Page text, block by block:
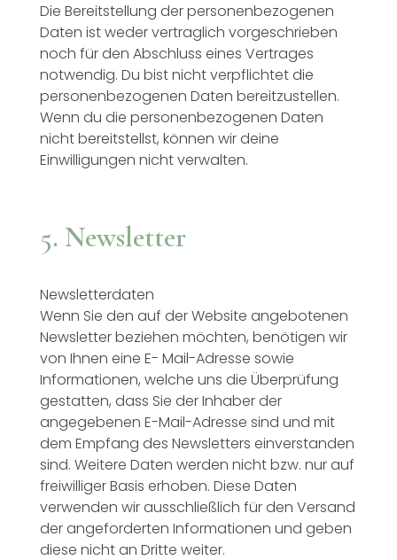
Die Bereitstellung der personenbezogenen
Daten ist weder vertraglich vorgeschrieben
noch für den Abschluss eines Vertrages
notwendig. Du bist nicht verpflichtet die
personenbezogenen Daten bereitzustellen.
Wenn du die personenbezogenen Daten
nicht bereitstellst, können wir deine
Einwilligungen nicht verwalten.
5. Newsletter
Newsletterdaten
Wenn Sie den auf der Website angebotenen
Newsletter beziehen möchten, benötigen wir
von Ihnen eine E- Mail-Adresse sowie
Informationen, welche uns die Überprüfung
gestatten, dass Sie der Inhaber der
angegebenen E-Mail-Adresse sind und mit
dem Empfang des Newsletters einverstanden
sind. Weitere Daten werden nicht bzw. nur auf
freiwilliger Basis erhoben. Diese Daten
verwenden wir ausschließlich für den Versand
der angeforderten Informationen und geben
diese nicht an Dritte weiter.